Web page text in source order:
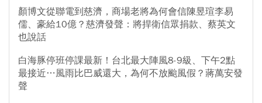
顏博文從聯電到慈濟，商場老將為何會信陳昱瑄李易
儒、豪給10億？慈濟發聲：將捍衛信眾捐款、蔡英文
也說話
白海豚停班停課最新！台北最大陣風8-9級、下午2點
最接近…風雨比巴威還大，為何不放颱風假？蔣萬安發
聲